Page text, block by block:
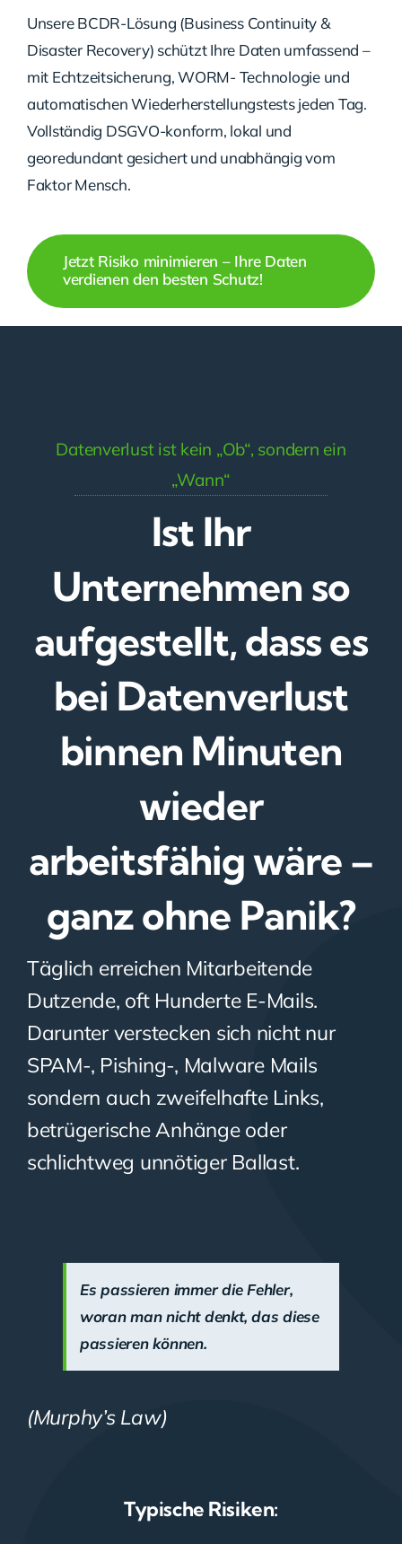
Unsere BCDR-Lösung (Business Continuity &
Disaster Recovery) schützt Ihre Daten umfassend –
mit Echtzeitsicherung, WORM- Technologie und
automatischen Wiederherstellungstests jeden Tag.
Vollständig DSGVO-konform, lokal und
georedundant gesichert und unabhängig vom
Faktor Mensch.
Jetzt Risiko minimieren – Ihre Daten
verdienen den besten Schutz!
Datenverlust ist kein „Ob“, sondern ein
„Wann“
Ist Ihr
Unternehmen so
aufgestellt, dass es
bei Datenverlust
binnen Minuten
wieder
arbeitsfähig wäre –
ganz ohne Panik?
Täglich erreichen Mitarbeitende
Dutzende, oft Hunderte E-Mails.
Darunter verstecken sich nicht nur
SPAM-, Pishing-, Malware Mails
sondern auch zweifelhafte Links,
betrügerische Anhänge oder
schlichtweg unnötiger Ballast.
Es passieren immer die Fehler,
woran man nicht denkt, das diese
passieren können.
(Murphy’s Law)
Typische Risiken: